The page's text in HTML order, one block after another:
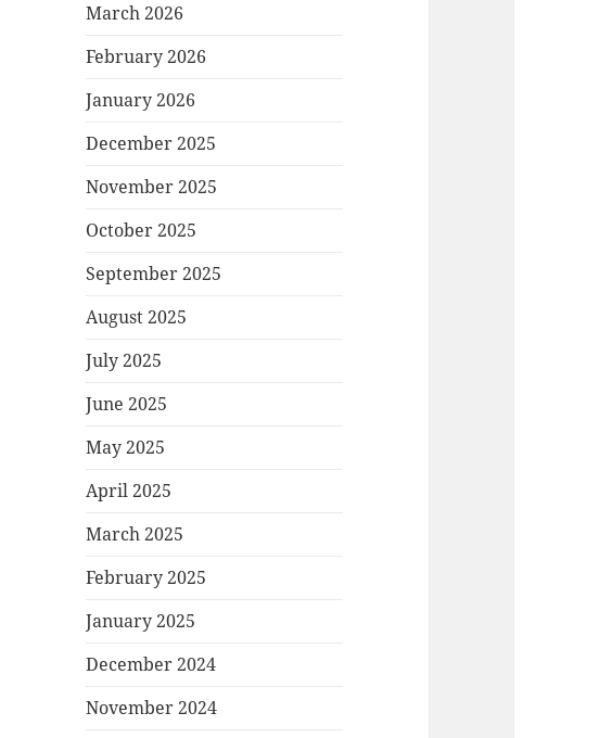
March 2026
February 2026
January 2026
December 2025
November 2025
October 2025
September 2025
August 2025
July 2025
June 2025
May 2025
April 2025
March 2025
February 2025
January 2025
December 2024
November 2024